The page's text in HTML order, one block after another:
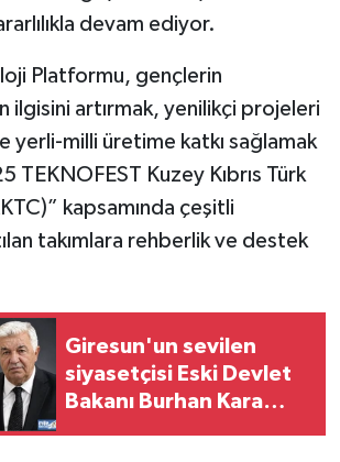
devam ediyor.
Platformu, gençlerin
ilgisini artırmak, yenilikçi projeleri
yerli-milli üretime katkı sağlamak
TEKNOFEST Kuzey Kıbrıs Türk
kapsamında çeşitli
takımlara rehberlik ve destek
Giresun'un sevilen
siyasetçisi Eski Devlet
Bakanı Burhan Kara